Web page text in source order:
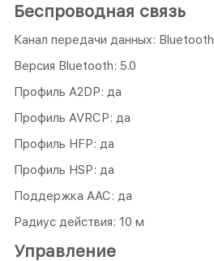
Беспроводная связь
Канал передачи данных: Bluetooth
Версия Bluetooth: 5.0
Профиль A2DP: да
Профиль AVRCP: да
Профиль HFP: да
Профиль HSP: да
Поддержка AAC: да
Радиус действия: 10 м
Управление